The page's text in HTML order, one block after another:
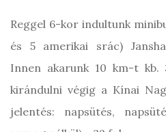
Reggel 6-kor indultunk
és 5 amerikai srác)
Innen akarunk 10 km-t
kirándulni végig a Kínai
jelentés: napsütés,